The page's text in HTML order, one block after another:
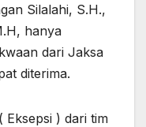
Silalahi, S.H.,
hanya
dari Jaksa
diterima.
Eksepsi ) dari tim